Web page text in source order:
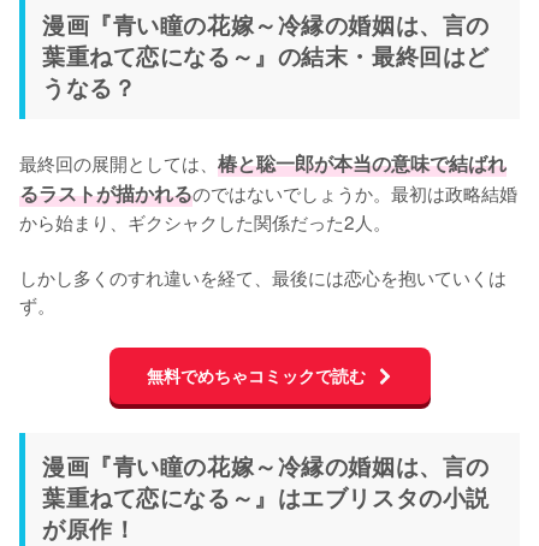
漫画『青い瞳の花嫁～冷縁の婚姻は、言の
葉重ねて恋になる～』の結末・最終回はど
うなる？
最終回の展開としては、 椿と聡一郎が本当の意味で結ばれ
るラストが描かれるのではないでしょうか。最初は政略結婚
から始まり、ギクシャクした関係だった2人。
しかし多くのすれ違いを経て、最後には恋心を抱いていくは
ず。
無料でめちゃコミックで読む
漫画『青い瞳の花嫁～冷縁の婚姻は、言の
葉重ねて恋になる～』はエブリスタの小説
が原作！